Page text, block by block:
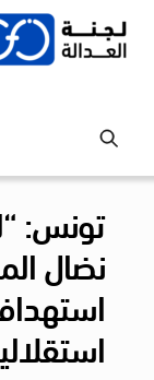
Skip
تونس:
نضال